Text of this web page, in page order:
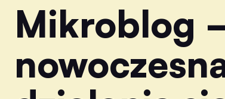
Mikroblog –